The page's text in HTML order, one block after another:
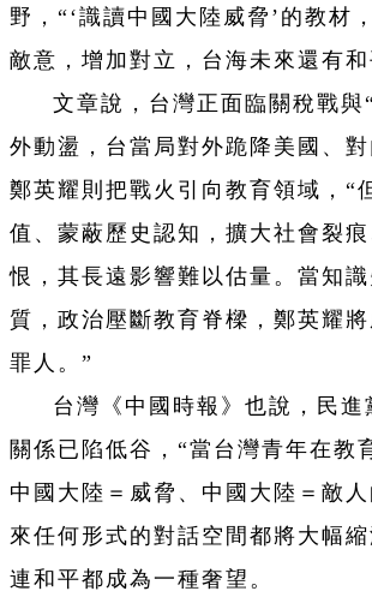
野，“‘識讀中國大陸威脅’的教材
敵意，增加對立，台海未來還有
文章說，台灣正面臨關稅戰與
外動盪，台當局對外跪降美國、對
鄭英耀則把戰火引向教育領域，“
值、蒙蔽歷史認知，擴大社會裂
恨，其長遠影響難以估量。當知
質，政治壓斷教育脊樑，鄭英耀
罪人。”
台灣《中國時報》也說，民進
關係已陷低谷，“當台灣青年在教
中國大陸＝威脅、中國大陸＝敵
來任何形式的對話空間都將大幅
連和平都成為一種奢望。